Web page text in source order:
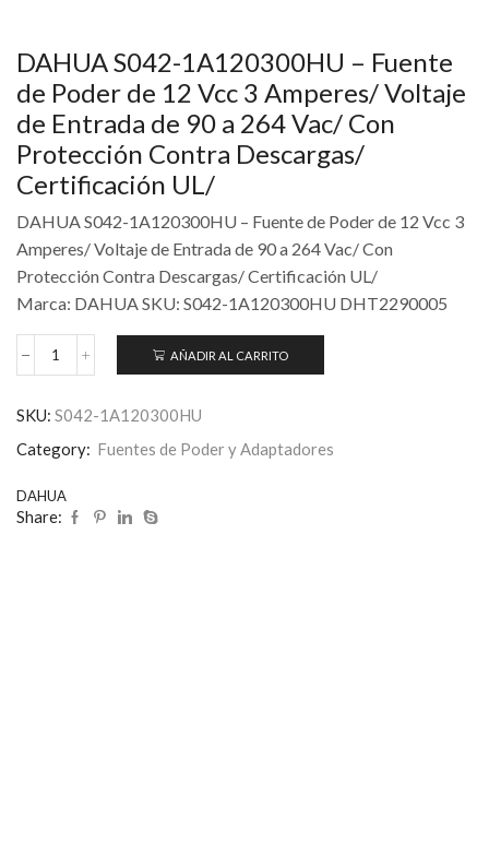
DAHUA S042-1A120300HU – Fuente
de Poder de 12 Vcc 3 Amperes/ Voltaje
de Entrada de 90 a 264 Vac/ Con
Protección Contra Descargas/
Certificación UL/
DAHUA S042-1A120300HU – Fuente de Poder de 12 Vcc 3
Amperes/ Voltaje de Entrada de 90 a 264 Vac/ Con
Protección Contra Descargas/ Certificación UL/
Marca: DAHUA SKU: S042-1A120300HU DHT2290005
AÑADIR AL CARRITO
SKU: S042-1A120300HU
Category: Fuentes de Poder y Adaptadores
DAHUA
Share: